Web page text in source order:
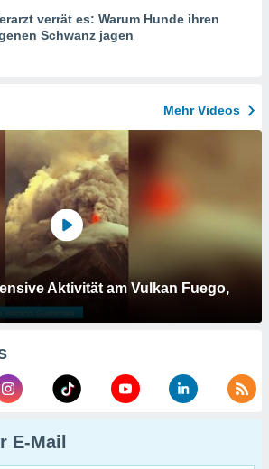
verrät es: Warum Hunde ihren
Schwanz jagen
Mehr Videos
Aktivität am Vulkan Fuego,
E-Mail